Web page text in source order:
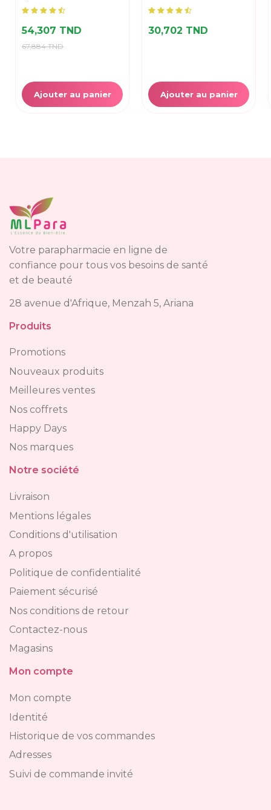
54,307 TND
67,884 TND
Ajouter au panier
30,702 TND
Ajouter au panier
Votre parapharmacie en ligne de
confiance pour tous vos besoins de santé
et de beauté
28 avenue d'Afrique, Menzah 5, Ariana
Produits
Promotions
Nouveaux produits
Meilleures ventes
Nos coffrets
Happy Days
Nos marques
Notre société
Livraison
Mentions légales
Conditions d'utilisation
A propos
Politique de confidentialité
Paiement sécurisé
Nos conditions de retour
Contactez-nous
Magasins
Mon compte
Mon compte
Identité
Historique de vos commandes
Adresses
Suivi de commande invité